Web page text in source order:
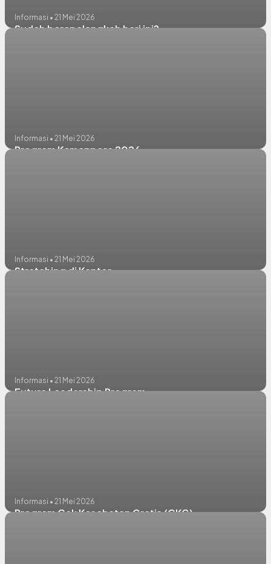
Informasi • 21 Mei 2026
Sudah berapalangkah hari ini?
Informasi • 21 Mei 2026
Program Kemenpora 2026
Informasi • 21 Mei 2026
Stretching di Kantor
Informasi • 21 Mei 2026
Future Leadership Program
Informasi • 21 Mei 2026
Program Cek Kesehatan Gratis (CKG)